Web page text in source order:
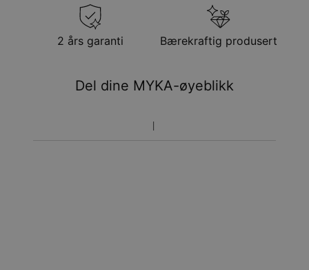
Roséforgylt sterlingsølv 925
Armbånd Kolleksjon
Tykkelse:
1.5mm
Gratis levering
søn. 23. aug. - man.
24. aug.
Ekspress levering
Få det innen
ons. 12. aug. - fre. 14.
Prisen som oppgitt for bestillingen er den endelige
Pakkene leveres direkte hjem til deg på døren mot
2 års garanti Bærekraftig produsert
Del dine MYKA-øyeblikk